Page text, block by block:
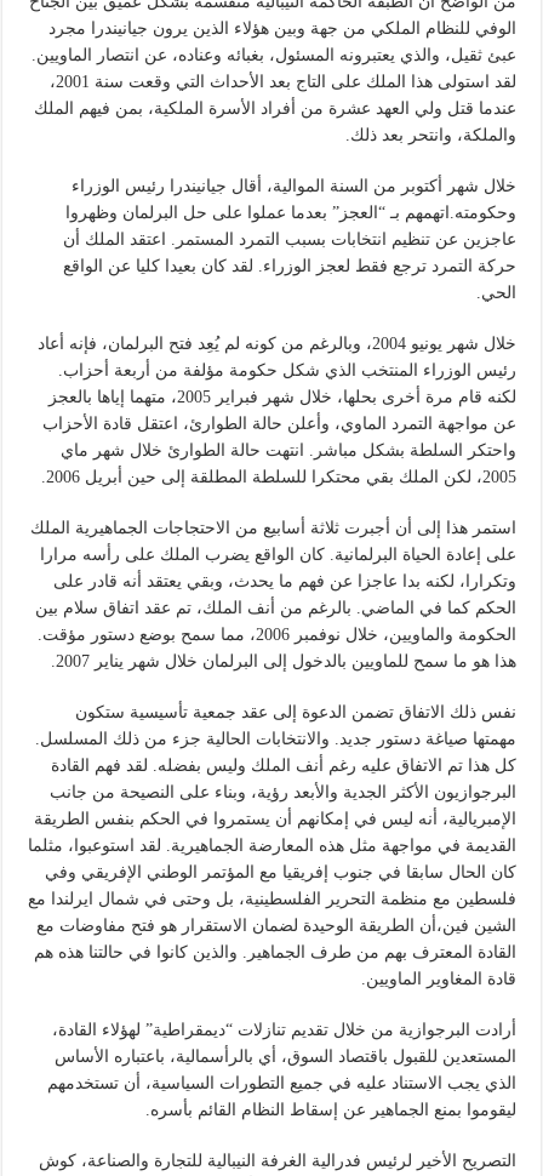
الوفي للنظام الملكي من جهة وبين هؤلاء الذين يرون جيانيندرا مجرد
عبئ ثقيل، والذي يعتبرونه المسئول، بغبائه وعناده، عن انتصار الماويين.
لقد استولى هذا الملك على التاج بعد الأحداث التي وقعت سنة 2001،
عندما قتل ولي العهد عشرة من أفراد الأسرة الملكية، بمن فيهم الملك
والملكة، وانتحر بعد ذلك.
خلال شهر أكتوبر من السنة الموالية، أقال جيانيندرا رئيس الوزراء
وحكومته.اتهمهم بـ “العجز” بعدما عملوا على حل البرلمان وظهروا
عاجزين عن تنظيم انتخابات بسبب التمرد المستمر. اعتقد الملك أن
حركة التمرد ترجع فقط لعجز الوزراء. لقد كان بعيدا كليا عن الواقع
الحي.
خلال شهر يونيو 2004، وبالرغم من كونه لم يُعِد فتح البرلمان، فإنه أعاد
رئيس الوزراء المنتخب الذي شكل حكومة مؤلفة من أربعة أحزاب.
لكنه قام مرة أخرى بحلها، خلال شهر فبراير 2005، متهما إياها بالعجز
عن مواجهة التمرد الماوي، وأعلن حالة الطوارئ، اعتقل قادة الأحزاب
واحتكر السلطة بشكل مباشر. انتهت حالة الطوارئ خلال شهر ماي
2005، لكن الملك بقي محتكرا للسلطة المطلقة إلى حين أبريل 2006.
استمر هذا إلى أن أجبرت ثلاثة أسابيع من الاحتجاجات الجماهيرية الملك
على إعادة الحياة البرلمانية. كان الواقع يضرب الملك على رأسه مرارا
وتكرارا، لكنه بدا عاجزا عن فهم ما يحدث، وبقي يعتقد أنه قادر على
الحكم كما في الماضي. بالرغم من أنف الملك، تم عقد اتفاق سلام بين
الحكومة والماويين، خلال نوفمبر 2006، مما سمح بوضع دستور مؤقت.
هذا هو ما سمح للماويين بالدخول إلى البرلمان خلال شهر يناير 2007.
نفس ذلك الاتفاق تضمن الدعوة إلى عقد جمعية تأسيسية ستكون
مهمتها صياغة دستور جديد. والانتخابات الحالية جزء من ذلك المسلسل.
كل هذا تم الاتفاق عليه رغم أنف الملك وليس بفضله. لقد فهم القادة
البرجوازيون الأكثر الجدية والأبعد رؤية، وبناء على النصيحة من جانب
الإمبريالية، أنه ليس في إمكانهم أن يستمروا في الحكم بنفس الطريقة
القديمة في مواجهة مثل هذه المعارضة الجماهيرية. لقد استوعبوا، مثلما
كان الحال سابقا في جنوب إفريقيا مع المؤتمر الوطني الإفريقي وفي
فلسطين مع منظمة التحرير الفلسطينية، بل وحتى في شمال ايرلندا مع
الشين فين،أن الطريقة الوحيدة لضمان الاستقرار هو فتح مفاوضات مع
القادة المعترف بهم من طرف الجماهير. والذين كانوا في حالتنا هذه هم
قادة المغاوير الماويين.
أرادت البرجوازية من خلال تقديم تنازلات “ديمقراطية” لهؤلاء القادة،
المستعدين للقبول باقتصاد السوق، أي بالرأسمالية، باعتباره الأساس
الذي يجب الاستناد عليه في جميع التطورات السياسية، أن تستخدمهم
ليقوموا بمنع الجماهير عن إسقاط النظام القائم بأسره.
التصريح الأخير لرئيس فدرالية الغرفة النيبالية للتجارة والصناعة، كوش